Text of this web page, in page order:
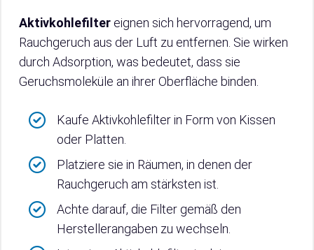
Aktivkohlefilter eignen sich hervorragend, um
Rauchgeruch aus der Luft zu entfernen. Sie wirken
durch Adsorption, was bedeutet, dass sie
Geruchsmoleküle an ihrer Oberfläche binden.
Kaufe Aktivkohlefilter in Form von Kissen
oder Platten.
Platziere sie in Räumen, in denen der
Rauchgeruch am stärksten ist.
Achte darauf, die Filter gemäß den
Herstellerangaben zu wechseln.